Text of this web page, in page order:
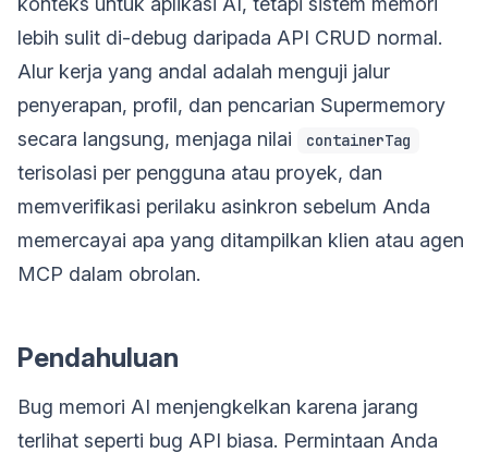
lebih sulit di-debug daripada API CRUD normal.
Alur kerja yang andal adalah menguji jalur
penyerapan, profil, dan pencarian Supermemory
secara langsung, menjaga nilai
containerTag
terisolasi per pengguna atau proyek, dan
memverifikasi perilaku asinkron sebelum Anda
memercayai apa yang ditampilkan klien atau agen
MCP dalam obrolan.
Pendahuluan
Bug memori AI menjengkelkan karena jarang
terlihat seperti bug API biasa. Permintaan Anda